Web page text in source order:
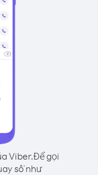
Viber.Để gọi
số như